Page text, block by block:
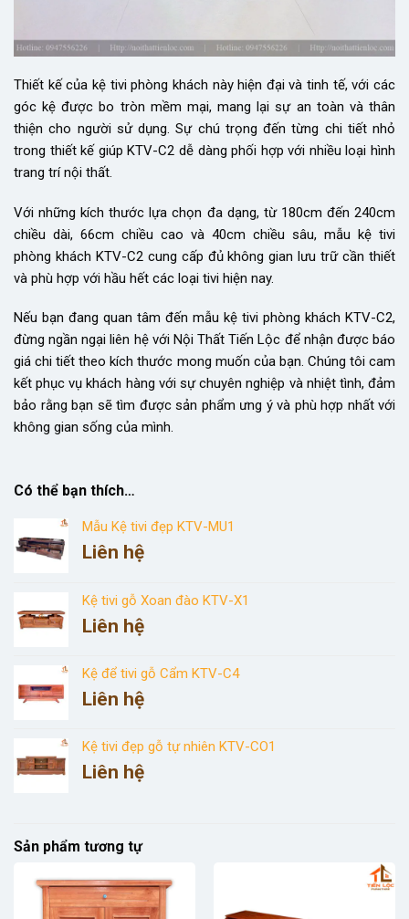
Thiết kế của kệ tivi phòng khách này hiện đại và tinh tế, với các
góc kệ được bo tròn mềm mại, mang lại sự an toàn và thân
thiện cho người sử dụng. Sự chú trọng đến từng chi tiết nhỏ
trong thiết kế giúp KTV-C2 dễ dàng phối hợp với nhiều loại hình
trang trí nội thất.
Với những kích thước lựa chọn đa dạng, từ 180cm đến 240cm
chiều dài, 66cm chiều cao và 40cm chiều sâu, mẫu kệ tivi
phòng khách KTV-C2 cung cấp đủ không gian lưu trữ cần thiết
và phù hợp với hầu hết các loại tivi hiện nay.
Nếu bạn đang quan tâm đến mẫu kệ tivi phòng khách KTV-C2,
đừng ngần ngại liên hệ với Nội Thất Tiến Lộc để nhận được báo
giá chi tiết theo kích thước mong muốn của bạn. Chúng tôi cam
kết phục vụ khách hàng với sự chuyên nghiệp và nhiệt tình, đảm
bảo rằng bạn sẽ tìm được sản phẩm ưng ý và phù hợp nhất với
không gian sống của mình.
Có thể bạn thích…
Mẫu Kệ tivi đẹp KTV-MU1
Liên hệ
Kệ tivi gỗ Xoan đào KTV-X1
Liên hệ
Kệ để tivi gỗ Cẩm KTV-C4
Liên hệ
Kệ tivi đẹp gỗ tự nhiên KTV-CO1
Liên hệ
Sản phẩm tương tự